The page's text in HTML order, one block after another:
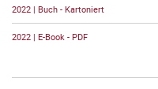
2022 | Buch - Kartoniert
2022 | E-Book - PDF